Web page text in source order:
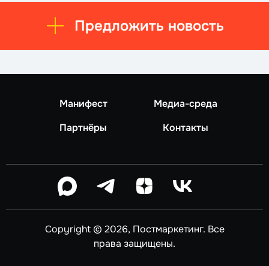
Предложить новость
Манифест
Медиа-среда
Партнёры
Контакты
Copyright © 2026, Постмаркетинг. Все
права защищены.